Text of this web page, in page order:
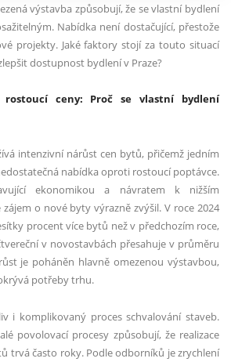
výstavba způsobují, že se vlastní bydlení
Nabídka není dostačující, přestože
projekty. Jaké faktory stojí za touto situací
dostupnost bydlení v Praze?
ceny: Proč se vlastní bydlení
intenzivní nárůst cen bytů, přičemž jedním
nabídka oproti rostoucí poptávce.
ekonomikou a návratem k nižším
o nové byty výrazně zvýšil. V roce 2024
procent více bytů než v předchozím roce,
v novostavbách přesahuje v průměru
je poháněn hlavně omezenou výstavbou,
potřeby trhu.
i komplikovaný proces schvalování staveb.
povolovací procesy způsobují, že realizace
trvá často roky. Podle odborníků je zrychlení